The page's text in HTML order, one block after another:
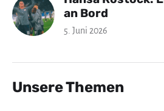
an Bord
5. Juni 2026
Unsere Themen